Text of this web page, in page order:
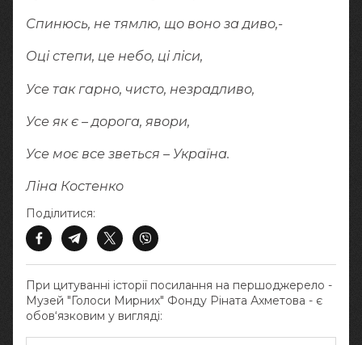
Спинюсь, не тямлю, що воно за диво,-
Оці степи, це небо, ці ліси,
Усе так гарно, чисто, незрадливо,
Усе як є – дорога, явори,
Усе моє все зветься – Україна.
Ліна Костенко
При цитуванні історії посилання на першоджерело -
Музей "Голоси Мирних" Фонду Ріната Ахметова - є
обов‘язковим у вигляді:
Поділитися: